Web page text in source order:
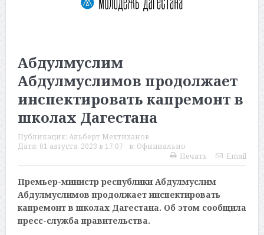
Абдулмуслим
Абдулмуслимов продолжает
инспектировать капремонт в
школах Дагестана
Публикация: Альберт Мехтиханов
Дата: 01 августа, 2023 в 17:07 в: Официально
Печать
Email
Премьер-министр республики Абдулмуслим
Абдулмуслимов продолжает инспектировать
капремонт в школах Дагестана. Об этом сообщила
пресс-служба правительства.